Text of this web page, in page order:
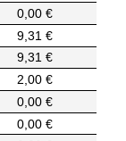
0,00 €
9,31 €
9,31 €
2,00 €
0,00 €
0,00 €